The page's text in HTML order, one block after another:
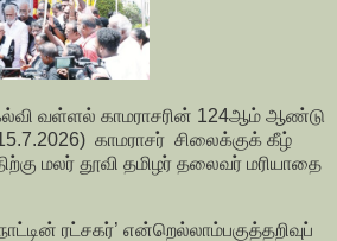
வள்ளல் காமராசரின் 124ஆம் ஆண்டு
காமராசர் சிலைக்குக் கீழ்
மலர் தூவி தமிழர் தலைவர் மரியாதை
ரட்சகர்’ என்றெல்லாம்பகுத்தறிவுப்